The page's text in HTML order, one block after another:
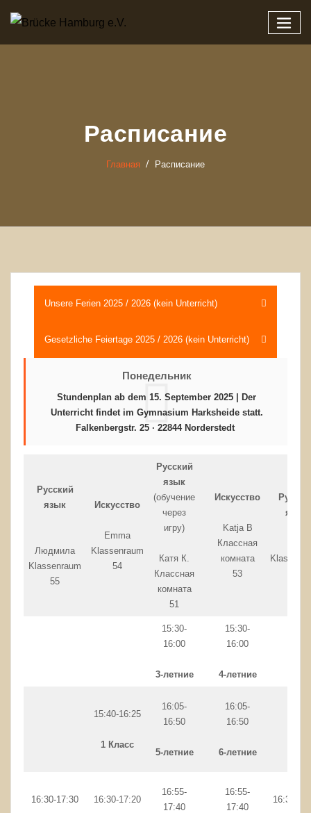
Inhalt
Расписание
Главная Расписание
Unsere Ferien 2025 / 2026 (kein Unterricht)
Gesetzliche Feiertage 2025 / 2026 (kein Unterricht)
Понедельник
Stundenplan ab dem 15. September 2025 | Der
Unterricht findet im Gymnasium Harksheidestatt.
Falkenbergstr. 25 · 22844 Norderstedt
Русский
язык
Людмила
Klassenraum
55
Искусство
Emma
Klassenraum
54
Русский
язык
(обучение
через
игру)
Катя К.
Классная
комната
51
Искусство
Katja B
Классная
комната
53
язык
15:30-
16:00
3-летние
15:30-
16:00
4-летние
15:40-16:25
1 Класс
16:05-
16:50
5-летние
16:05-
16:50
6-летние
16:30-17:30 16:30-17:20
16:55-
17:40
16:55-
17:40
16:30-